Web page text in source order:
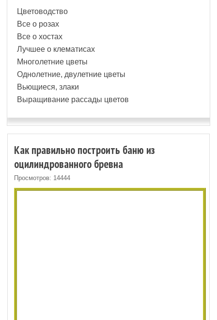
Цветоводство
Все о розах
Все о хостах
Лучшее о клематисах
Многолетние цветы
Однолетние, двулетние цветы
Вьющиеся, злаки
Выращивание рассады цветов
Как правильно построить баню из
оцилиндрованного бревна
Просмотров: 14444